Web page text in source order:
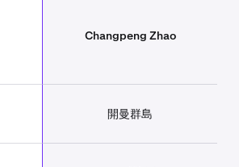
Changpeng Zhao
開曼群島